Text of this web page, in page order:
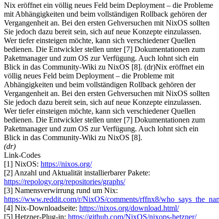
Nix eröffnet ein völlig neues Feld beim Deployment – die Probleme
mit Abhängigkeiten und beim vollständigen Rollback gehören der
Vergangenheit an. Bei den ersten Gehversuchen mit NixOS sollten
Sie jedoch dazu bereit sein, sich auf neue Konzepte einzulassen.
Wer tiefer einsteigen möchte, kann sich verschiedener Quellen
bedienen. Die Entwickler stellen unter [7] Dokumentationen zum
Paketmanager und zum OS zur Verfügung. Auch lohnt sich ein
Blick in das Community-Wiki zu NixOS [8]. (dr)Nix eröffnet ein
völlig neues Feld beim Deployment – die Probleme mit
Abhängigkeiten und beim vollständigen Rollback gehören der
Vergangenheit an. Bei den ersten Gehversuchen mit NixOS sollten
Sie jedoch dazu bereit sein, sich auf neue Konzepte einzulassen.
Wer tiefer einsteigen möchte, kann sich verschiedener Quellen
bedienen. Die Entwickler stellen unter [7] Dokumentationen zum
Paketmanager und zum OS zur Verfügung. Auch lohnt sich ein
Blick in das Community-Wiki zu NixOS [8].
(dr)
Link-Codes
[1] NixOS: https://nixos.org/
[2] Anzahl und Aktualität installierbarer Pakete:
https://repology.org/repositories/graphs/
[3] Namensverwirrung rund um Nix:
https://www.reddit.com/r/NixOS/comments/rffnx8/
[4] Nix-Downloadseite: https://nixos.org/download.html/
[5] Hetzner-Plug-in: https://github.com/NixOS/nixops-hetzner/